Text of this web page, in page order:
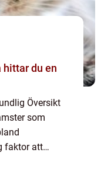
Översikt
som
faktor att